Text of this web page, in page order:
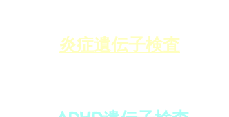
炎症遺伝子検査